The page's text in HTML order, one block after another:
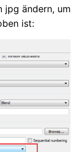
jpg ändern, um
ist: